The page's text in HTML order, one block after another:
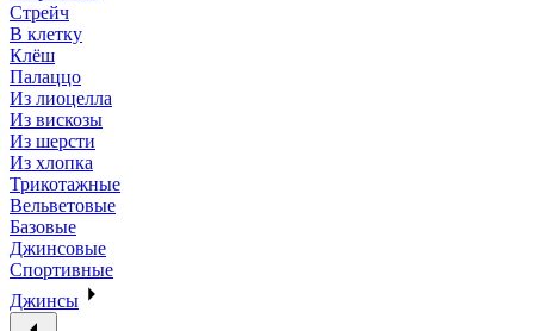
Стрейч
В клетку
Клёш
Палаццо
Из лиоцелла
Из вискозы
Из шерсти
Из хлопка
Трикотажные
Вельветовые
Базовые
Джинсовые
Спортивные
Джинсы